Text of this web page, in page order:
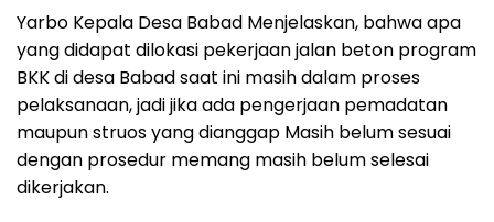
Yarbo Kepala Desa Babad Menjelaskan, bahwa apa
yang didapat dilokasi pekerjaan jalan beton program
BKK di desa Babad saat ini masih dalam proses
pelaksanaan, jadi jika ada pengerjaan pemadatan
maupun struos yang dianggap Masih belum sesuai
dengan prosedur memang masih belum selesai
dikerjakan.